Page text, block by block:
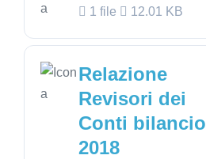
1 file 12.01 KB
Relazione
Revisori dei
Conti bilancio
2018